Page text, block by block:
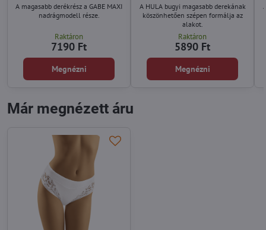
A magasabb derékrész a GABE MAXI
nadrágmodell része.
Raktáron
7190 Ft
Megnézni
A HULA bugyi magasabb derekának
köszönhetően szépen formálja az
alakot.
Raktáron
5890 Ft
Megnézni
Már megnézett áru